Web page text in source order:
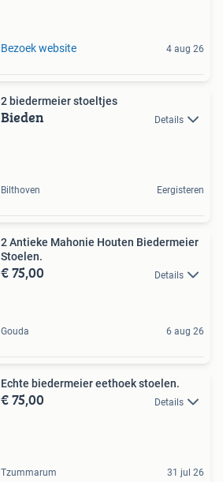
Bezoek website 4 aug 26
2 biedermeier stoeltjes
Bieden Details
Bilthoven Eergisteren
2 Antieke Mahonie Houten Biedermeier
Stoelen.
€ 75,00 Details
Gouda 6 aug 26
Echte biedermeier eethoek stoelen.
€ 75,00 Details
Tzummarum 31 jul 26